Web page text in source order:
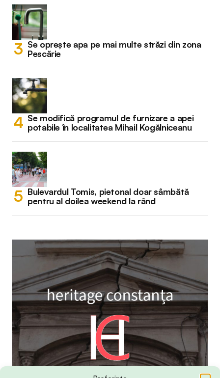
Se oprește apa pe mai multe străzi din zona
Pescărie
Se modifică programul de furnizare a apei
potabile în localitatea Mihail Kogălniceanu
Bulevardul Tomis, pietonal doar sâmbătă
pentru al doilea weekend la rând